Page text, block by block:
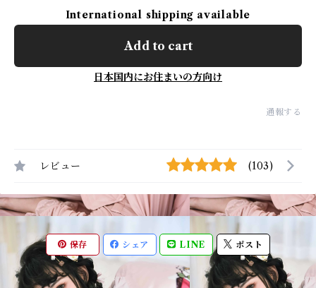
International shipping available
Add to cart
日本国内にお住まいの方向け
通報する
レビュー (103)
保存 シェア LINE ポスト